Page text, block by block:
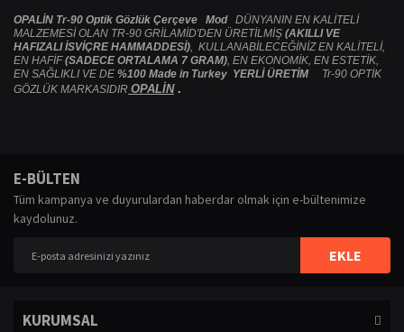
OPALİN Tr-90 Optik Gözlük Çerçeve Mod DÜNYANIN EN KALİTELİ
MALZEMESİ OLAN TR-90 GRİLAMİD'DEN ÜRETİLMİŞ (AKILLI VE
HAFIZALI İSVİÇRE HAMMADDESİ), KULLANABİLECEĞİNİZ EN KALİTELİ,
EN HAFİF(SADECE ORTALAMA 7 GRAM), EN EKONOMİK, EN ESTETİK,
EN SAĞLIKLI VE DE %100 Made in Turkey YERLİ ÜRETİM Tr-90 OPTİK
GÖZLÜK MARKASIDIR OPALİN.
iletebilirsiniz.
Görüş ve önerileriniz için teşekkür ederiz.
Ürün fiyatı diğer sitelerden daha pahalı.
E-BÜLTEN
Tüm kampanya ve duyurulardan haberdar olmak için e-bültenimize
kaydolunuz.
EKLE
KURUMSAL